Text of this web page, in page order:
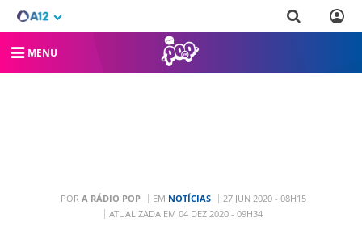
MENU
POR A RÁDIO POP EM NOTÍCIAS
27 JUN 2020 - 08H15
ATUALIZADA EM 04 DEZ 2020 - 09H34